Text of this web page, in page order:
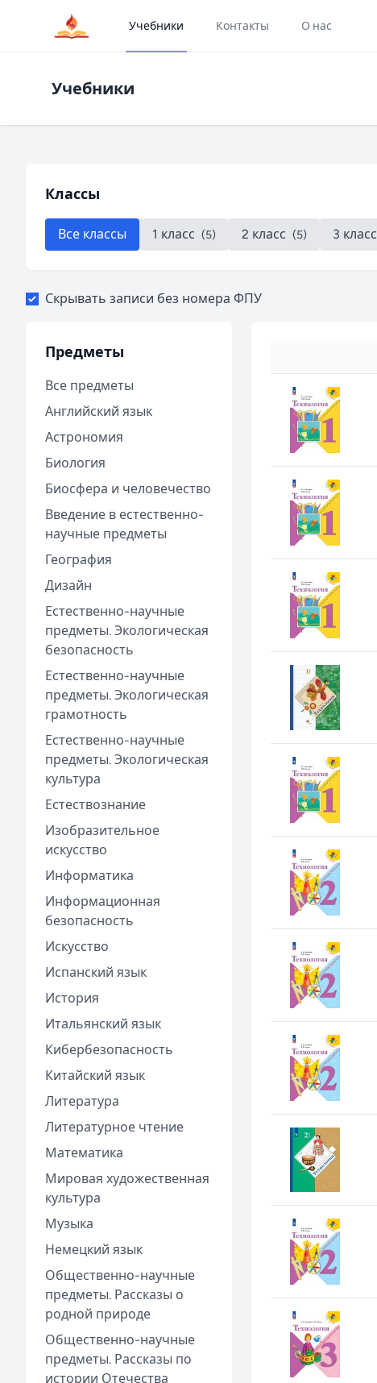
Учебники Контакты О нас
Учебники
Классы
Все классы 1 класс (5) 2 класс (5) 3 класс
Скрывать записи без номера ФПУ
Предметы
Все предметы
Английский язык
Астрономия
Биология
Биосфера и человечество
Введение в естественно-
научные предметы
География
Дизайн
Естественно-научные
предметы. Экологическая
безопасность
Естественно-научные
предметы. Экологическая
грамотность
Естественно-научные
предметы. Экологическая
культура
Естествознание
Изобразительное
искусство
Информатика
Информационная
безопасность
Искусство
Испанский язык
История
Итальянский язык
Кибербезопасность
Китайский язык
Литература
Литературное чтение
Математика
Мировая художественная
культура
Музыка
Немецкий язык
Общественно-научные
предметы. Рассказы о
родной природе
Общественно-научные
предметы. Рассказы по
истории Отечества